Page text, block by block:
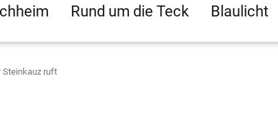
Rund um die Teck Blaulicht
Steinkauz ruft